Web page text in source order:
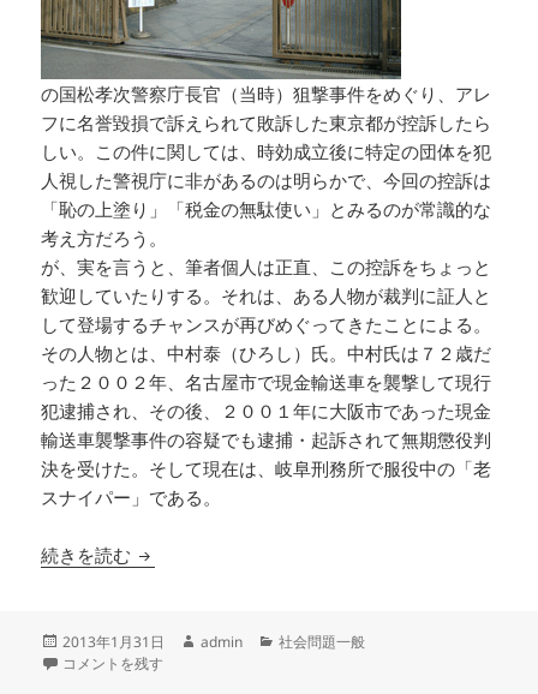
の国松孝次警察庁長官（当時）狙撃事件をめぐり、アレ
フに名誉毀損で訴えられて敗訴した東京都が控訴したら
しい。この件に関しては、時効成立後に特定の団体を犯
人視した警視庁に非があるのは明らかで、今回の控訴は
「恥の上塗り」「税金の無駄使い」とみるのが常識的な
考え方だろう。
が、実を言うと、筆者個人は正直、この控訴をちょっと
歓迎していたりする。それは、ある人物が裁判に証人と
して登場するチャンスが再びめぐってきたことによる。
その人物とは、中村泰（ひろし）氏。中村氏は７２歳だ
った２００２年、名古屋市で現金輸送車を襲撃して現行
犯逮捕され、その後、２００１年に大阪市であった現金
輸送車襲撃事件の容疑でも逮捕・起訴されて無期懲役判
決を受けた。そして現在は、岐阜刑務所で服役中の「老
スナイパー」である。
続きを読む アレフＶＳ警視庁訴訟、控訴審こそ「真犯人」
投
稿
2013年1月31日
作
admin
カ
社会問題一般
アレフＶＳ警視庁訴訟、控訴審こそ「真犯人」の出廷はなるか に
コメントを残す